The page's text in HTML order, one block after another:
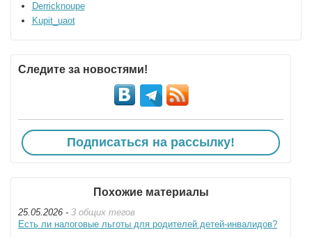
Derricknoupe
Kupit_uaot
Следите за новостями!
Подписаться на рассылку!
Похожие материалы
25.05.2026 - 3 общих тегов
Есть ли налоговые льготы для родителей детей-инвалидов?